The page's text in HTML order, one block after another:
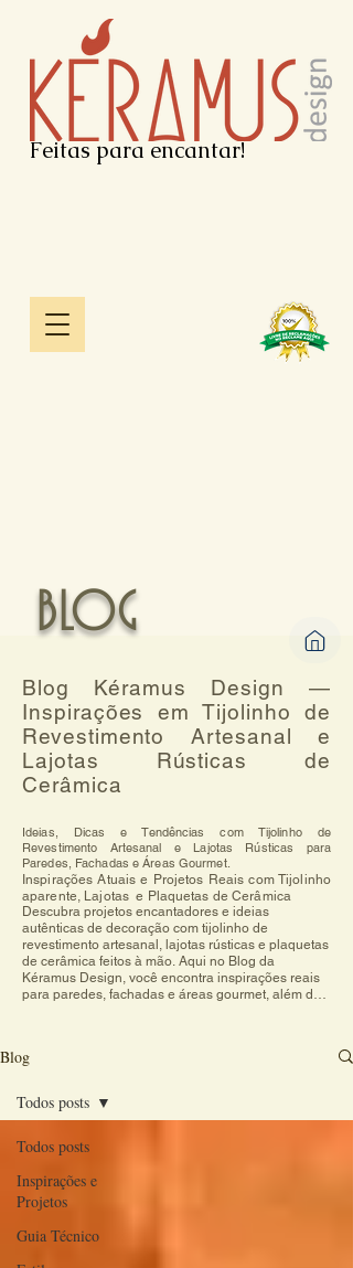
Feitas para encantar!
BLOG
Blog Kéramus Design —
Inspirações em Tijolinho de
Revestimento Artesanal e
Lajotas Rústicas de
Cerâmica
Ideias, Dicas e Tendências com Tijolinho de
Revestimento Artesanal e Lajotas Rústicas para
Paredes, Fachadas e Áreas Gourmet.
Inspirações Atuais e Projetos Reais com Tijolinho
aparente, Lajotas e Plaquetas de Cerâmica
Descubra projetos encantadores e ideias
autênticas de decoração com tijolinho de
revestimento artesanal, lajotas rústicas e plaquetas
de cerâmica feitos à mão. Aqui no Blog da
Kéramus Design, você encontra inspirações reais
para paredes, fachadas e áreas gourmet, além de
transforma qualquer ambiente em um espaço
Blog
Todos posts
Inspirações e
Projetos
Guia Técnico
Todos posts